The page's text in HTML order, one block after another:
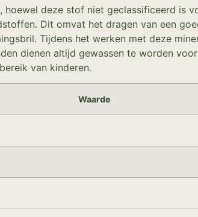
deze stof niet geclassificeerd is
Dit omvat het dragen van een
Tijdens het werken met deze
dienen altijd gewassen te worden
van kinderen.
Waarde